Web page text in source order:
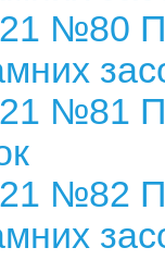
№80
№81
№82